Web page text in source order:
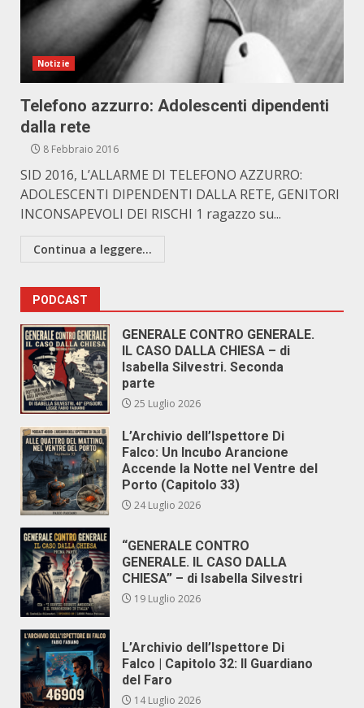
Notizie
Telefono azzurro: Adolescenti dipendenti
dalla rete
8 Febbraio 2016
SID 2016, L’ALLARME DI TELEFONO AZZURRO:
ADOLESCENTI DIPENDENTI DALLA RETE, GENITORI
INCONSAPEVOLI DEI RISCHI 1 ragazzo su...
Continua a leggere...
PODCAST
GENERALE CONTRO GENERALE.
IL CASO DALLA CHIESA – di
Isabella Silvestri. Seconda
parte
25 Luglio 2026
L’Archivio dell’Ispettore Di
Falco: Un Incubo Arancione
Accende la Notte nel Ventre del
Porto (Capitolo 33)
24 Luglio 2026
“GENERALE CONTRO
GENERALE. IL CASO DALLA
CHIESA” – di Isabella Silvestri
19 Luglio 2026
L’Archivio dell’Ispettore Di
Falco | Capitolo 32: Il Guardiano
del Faro
14 Luglio 2026